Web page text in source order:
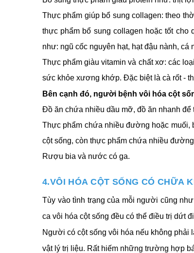
Thực phẩm giúp bổ sung collagen: theo
thực phẩm bổ sung collagen hoặc tốt
như: ngũ cốc nguyên hạt, hạt đậu nành,
Thực phẩm giàu vitamin và chất xơ: các
sức khỏe xương khớp. Đặc biệt là cà rốt -
Bên cạnh đó, người bệnh vôi hóa cột
Đồ ăn chứa nhiều dầu mỡ, đồ ăn nhanh để
Thực phẩm chứa nhiều đường hoặc muối,
cột sống, còn thực phẩm chứa nhiều
Rượu bia và nước có ga.
4.VÔI HÓA CỘT SỐNG CÓ CHỮA
Tùy vào tình trạng của mỗi người cũng
ca vôi hóa cột sống đều có thể điều trị dứt
Người có cột sống vôi hóa nếu không phải
vật lý trị liệu. Rất hiếm những trường hợp